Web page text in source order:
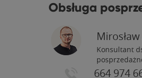
Obsługa
Konsultant
664 974